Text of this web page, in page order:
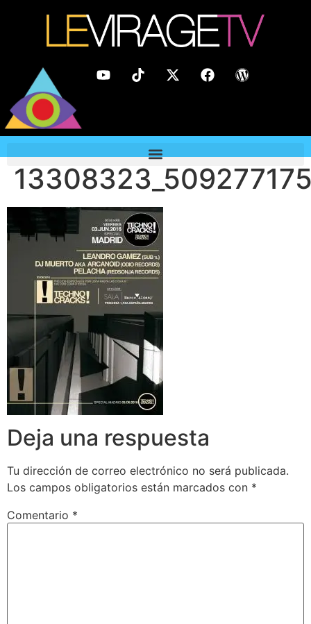
Deja una respuesta
Tu dirección de correo electrónico no será publicada.
Los campos obligatorios están marcados con *
Comentario *